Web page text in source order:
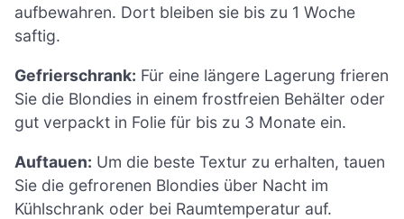
aufbewahren. Dort bleiben sie bis zu 1 Woche
saftig.
Gefrierschrank: Für eine längere Lagerung frieren
Sie die Blondies in einem frostfreien Behälter oder
gut verpackt in Folie für bis zu 3 Monate ein.
Auftauen: Um die beste Textur zu erhalten, tauen
Sie die gefrorenen Blondies über Nacht im
Kühlschrank oder bei Raumtemperatur auf.